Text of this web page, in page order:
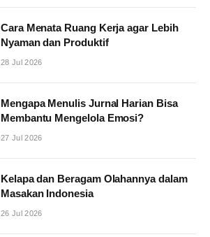
Cara Menata Ruang Kerja agar Lebih
Nyaman dan Produktif
28 Jul 2026
Mengapa Menulis Jurnal Harian Bisa
Membantu Mengelola Emosi?
27 Jul 2026
Kelapa dan Beragam Olahannya dalam
Masakan Indonesia
26 Jul 2026